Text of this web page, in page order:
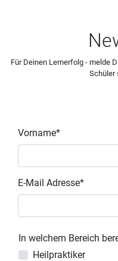
Für Deinen Lernerfolg - melde
Schüler
Vorname*
E-Mail Adresse*
In welchem Bereich
Heilpraktiker